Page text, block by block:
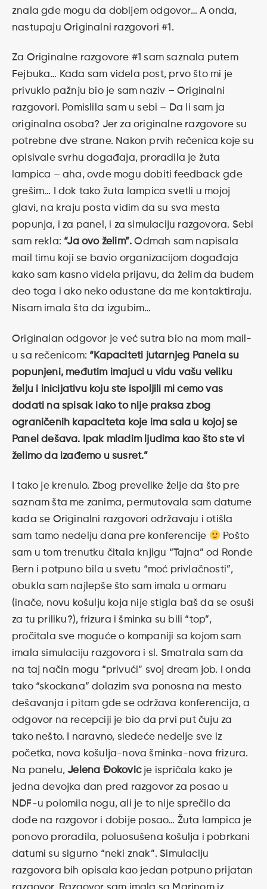
znala gde mogu da dobijem odgovor… A onda,
nastupaju Originalni razgovori #1.
Za Originalne razgovore #1 sam saznala putem
Fejbuka… Kada sam videla post, prvo što mi je
privuklo pažnju bio je sam naziv – Originalni
razgovori. Pomislila sam u sebi – Da li sam ja
originalna osoba? Jer za originalne razgovore su
potrebne dve strane. Nakon prvih rečenica koje su
opisivale svrhu događaja, proradila je žuta
lampica – aha, ovde mogu dobiti feedback gde
grešim… I dok tako žuta lampica svetli u mojoj
glavi, na kraju posta vidim da su sva mesta
popunja, i za panel, i za simulaciju razgovora. Sebi
sam rekla: “Ja ovo želim”. Odmah sam napisala
mail timu koji se bavio organizacijom događaja
kako sam kasno videla prijavu, da želim da budem
deo toga i ako neko odustane da me kontaktiraju.
Nisam imala šta da izgubim…
Originalan odgovor je već sutra bio na mom mail-
u sa rečenicom: “Kapaciteti jutarnjeg Panela su
popunjeni, međutim imajući u vidu vašu veliku
želju i inicijativu koju ste ispoljili mi ćemo vas
dodati na spisak iako to nije praksa zbog
ograničenih kapaciteta koje ima sala u kojoj se
Panel dešava. Ipak mladim ljudima kao što ste vi
želimo da izađemo u susret.”
I tako je krenulo. Zbog prevelike želje da što pre
saznam šta me zanima, permutovala sam datume
kada se Originalni razgovori održavaju i otišla
sam tamo nedelju dana pre konferencije
Pošto
sam u tom trenutku čitala knjigu “Tajna” od Ronde
Bern i potpuno bila u svetu “moć privlačnosti”,
obukla sam najlepše što sam imala u ormaru
(inače, novu košulju koja nije stigla baš da se osuši
za tu priliku?), frizura i šminka su bili “top”,
pročitala sve moguće o kompaniji sa kojom sam
imala simulaciju razgovora i sl. Smatrala sam da
na taj način mogu “privući” svoj dream job. I onda
tako “skockana” dolazim sva ponosna na mesto
dešavanja i pitam gde se održava konferencija, a
odgovor na recepciji je bio da prvi put čuju za
tako nešto. I naravno, sledeće nedelje sve iz
početka, nova košulja-nova šminka-nova frizura.
Na panelu,Jelena Đoković je ispričala kako je
jedna devojka dan pred razgovor za posao u
NDF-u polomila nogu, ali je to nije sprečilo da
dođe na razgovor i dobije posao… Žuta lampica je
ponovo proradila, poluosušena košulja i pobrkani
datumi su sigurno “neki znak”. Simulaciju
razgovora bih opisala kao jedan potpuno prijatan